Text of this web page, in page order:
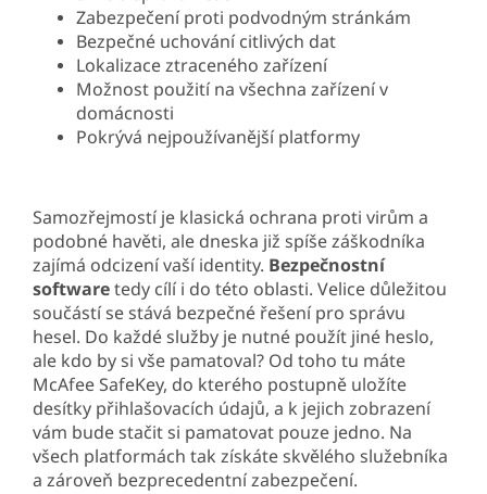
Zabezpečení proti podvodným stránkám
Bezpečné uchování citlivých dat
Lokalizace ztraceného zařízení
Možnost použití na všechna zařízení v
domácnosti
Pokrývá nejpoužívanější platformy
Samozřejmostí je klasická ochrana proti virům a
podobné havěti, ale dneska již spíše záškodníka
zajímá odcizení vaší identity. Bezpečnostní
softwaretedy cílí i do této oblasti. Velice důležitou
součástí se stává bezpečné řešení pro správu
hesel. Do každé služby je nutné použít jiné heslo,
ale kdo by si vše pamatoval? Od toho tu máte
McAfee SafeKey, do kterého postupně uložíte
desítky přihlašovacích údajů, a k jejich zobrazení
vám bude stačit si pamatovat pouze jedno. Na
všech platformách tak získáte skvělého služebníka
a zároveň bezprecedentní zabezpečení.